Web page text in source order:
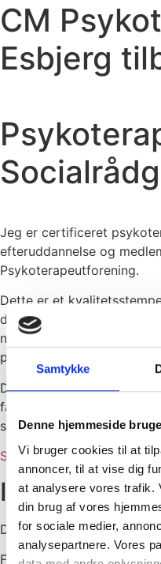
Samtykke
Denne hjemmeside
Vi bruger cookies til at
annoncer, til at vise dig
at analysere vores trafik.
din brug af vores
for sociale medier,
analysepartnere. Vores
CM
Esbjerg
Jeg er certificeret
efteruddannelse og
Psykoterapeutforening.
Dette er et
den
nødvendige uddannelse
professionel terapi og
Den beskyttede titel
faglige kompetencer, der
støtte.
Se min medlemskab her
Individuel
Du behøver ikke at være i
Få et større kendskab til